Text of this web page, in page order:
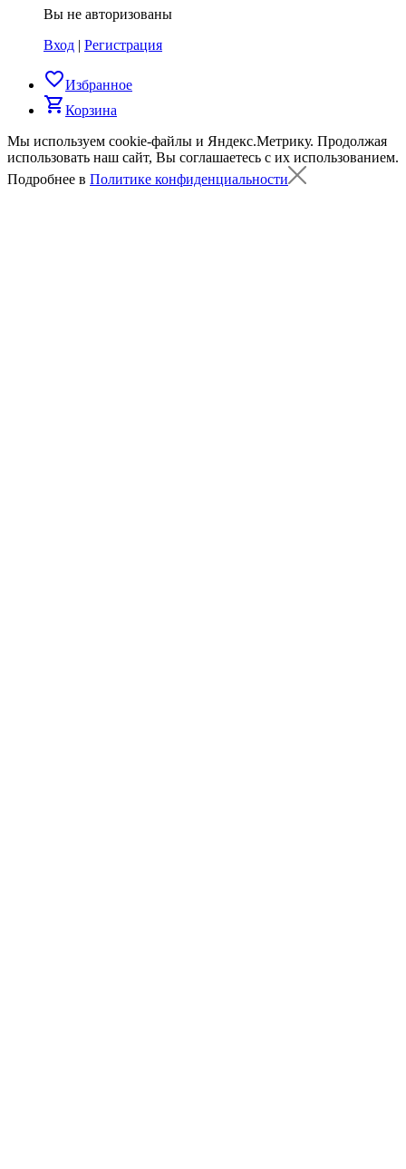
Вы не авторизованы
Вход | Регистрация
favorite_borderИзбранное
shopping_cartКорзина
Мы используем cookie-файлы и Яндекс.Метрику. Продолжая
использовать наш сайт, Вы соглашаетесь с их использованием.
Подробнее в Политике конфиденциальности